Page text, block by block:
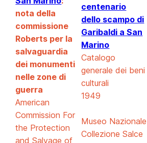
nota della
commissione
Roberts per la
salvaguardia
dei monumenti
nelle zone di
guerra
American
Commission For
the Protection
and Salvage of
centenario
dello scampo di
Garibaldi a San
Marino
Catalogo
generale dei beni
culturali
1949
Museo Nazionale
Collezione Salce